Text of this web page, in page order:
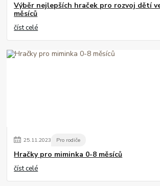
Výběr nejlepších hraček pro rozvoj dětí
měsíců
číst celé
25.11.2023 Pro rodiče
Hračky pro miminka 0-8 měsíců
číst celé